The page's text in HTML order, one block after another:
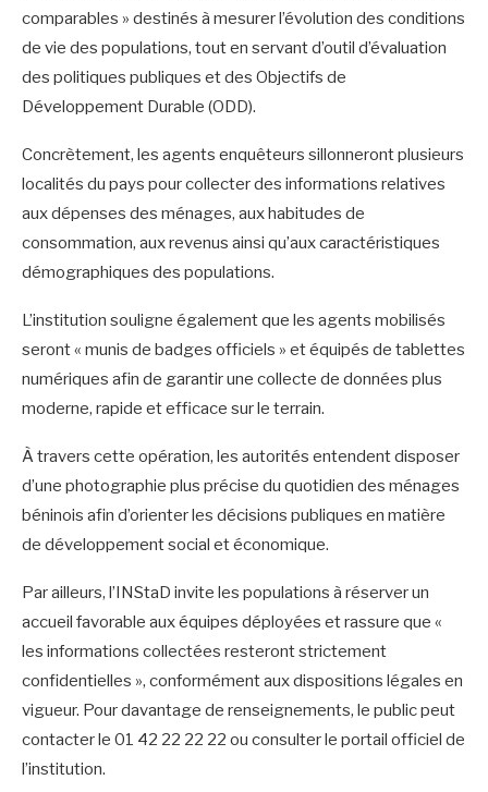
comparables » destinés à mesurer l’évolution des conditions
de vie des populations, tout en servant d’outil d’évaluation
des politiques publiques et des Objectifs de
Développement Durable (ODD).
Concrètement, les agents enquêteurs sillonneront plusieurs
localités du pays pour collecter des informations relatives
aux dépenses des ménages, aux habitudes de
consommation, aux revenus ainsi qu’aux caractéristiques
démographiques des populations.
L’institution souligne également que les agents mobilisés
seront « munis de badges officiels » et équipés de tablettes
numériques afin de garantir une collecte de données plus
moderne, rapide et efficace sur le terrain.
À travers cette opération, les autorités entendent disposer
d’une photographie plus précise du quotidien des ménages
béninois afin d’orienter les décisions publiques en matière
de développement social et économique.
Par ailleurs, l’INStaD invite les populations à réserver un
accueil favorable aux équipes déployées et rassure que «
les informations collectées resteront strictement
confidentielles », conformément aux dispositions légales en
vigueur. Pour davantage de renseignements, le public peut
contacter le 01 42 22 22 22 ou consulter le portail officiel de
l’institution.